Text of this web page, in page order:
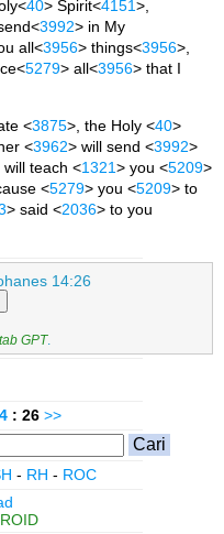
40> Spirit<4151>,
3992> in My
all<3956> things<3956>,
5279> all<3956> that I
<3875>, the Holy <40>
<3962> will send <3992>
will teach <1321> you <5209>
<5279> you <5209> to
> said <2036> to you
14:26
GPT.
: 26 >>
- RH - ROC